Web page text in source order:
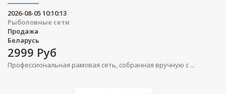
2026-08-05 10:10:13
Рыболовные сети
Продажа
Беларусь
2999 Руб
Профессиональная рамовая сеть, собранная вручную с ...